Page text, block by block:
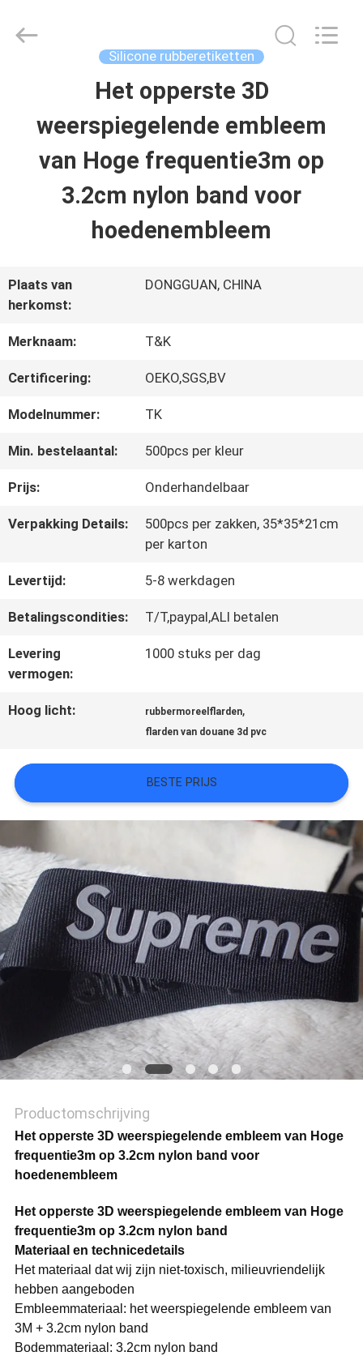
PRODUCTEN
FABRIEKSREIS
CONTACTEER
ONS
NIEUWS
ALLE
GEVALLEN
VR
SHOW
SITEMAP
PRIVACYBELEID
Accessories
Co.,Ltd.
Silicone rubberetiketten
Het opperste 3D
weerspiegelende embleem
van Hoge frequentie3m op
3.2cm nylon band voor
hoedenembleem
Plaats van
herkomst:
DONGGUAN, CHINA
Merknaam: T&K
Certificering: OEKO,SGS,BV
Modelnummer: TK
Min. bestelaantal: 500pcs per kleur
Prijs: Onderhandelbaar
Verpakking Details:
500pcs per zakken, 35*35*21cm
per karton
Levertijd: 5-8 werkdagen
Betalingscondities: T/T,paypal,ALI betalen
Levering
vermogen:
1000 stuks per dag
Hoog licht: rubbermoreelflarden,
flarden van douane 3d pvc
BESTE PRIJS
Productomschrijving
Het opperste 3D weerspiegelende embleem van Hoge
frequentie3m op 3.2cm nylon band voor
hoedenembleem
Het opperste 3D weerspiegelende embleem van Hoge
frequentie3m op 3.2cm nylon band
Materiaal en technicedetails
Het materiaal dat wij zijn niet-toxisch, milieuvriendelijk
hebben aangeboden
Embleemmateriaal: het weerspiegelende embleem van
3M + 3.2cm nylon band
Bodemmateriaal: 3.2cm nylon band